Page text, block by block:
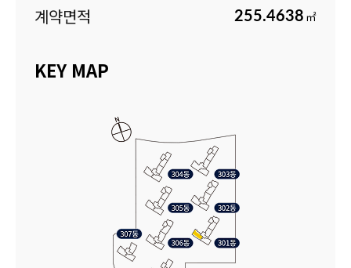
계약면적 255.4638 ㎡
KEY MAP